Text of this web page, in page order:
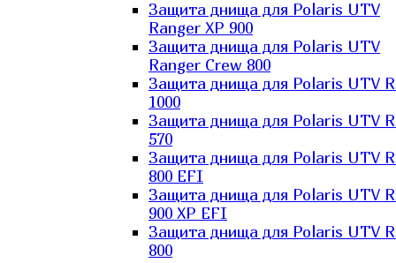
Защита днища для Polaris UTV
Ranger XP 900
Защита днища для Polaris UTV
Ranger Сrew 800
Защита днища для Polaris UTV
1000
Защита днища для Polaris UTV
570
Защита днища для Polaris UTV
800 EFI
Защита днища для Polaris UTV
900 XP EFI
Защита днища для Polaris UTV
800